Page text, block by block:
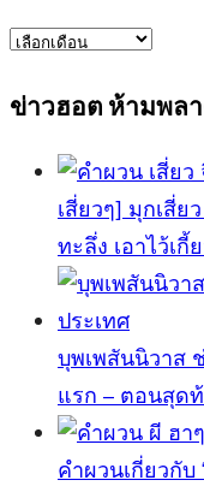
ข่าว
ข่าวฮอต ห้ามพล
เสี่ยวๆ] มุกเสี่
ทะลึ่ง เอาไว้เ
บุพเพสันนิวาส
แรก – ตอนสุด
คำผวนเกี่ยวกับ